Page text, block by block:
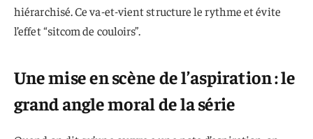
hiérarchisé. Ce va-et-vient structure le rythme et évite
l’effet “sitcom de couloirs”.
Une mise en scène de l’aspiration : le
grand angle moral de la série